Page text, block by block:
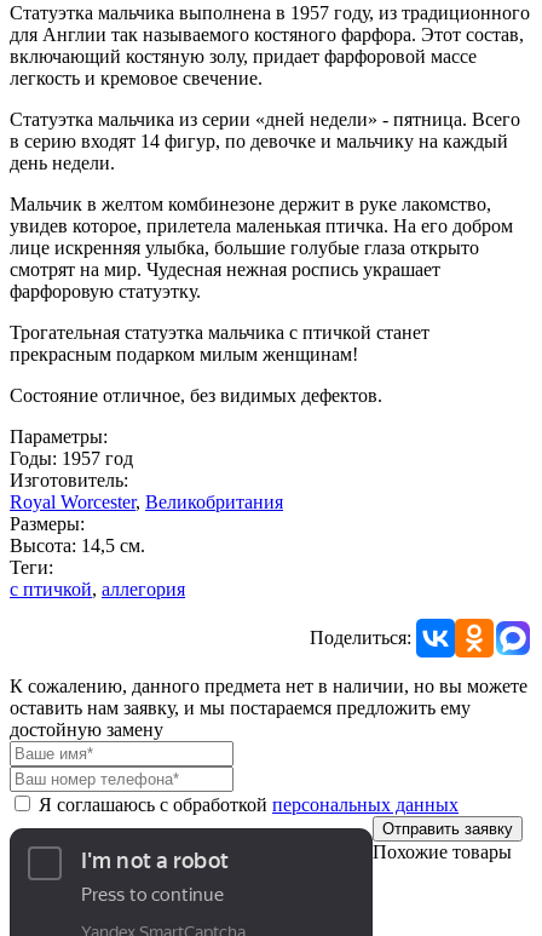
Статуэтка мальчика выполнена в 1957 году, из традиционного
для Англии так называемого костяного фарфора. Этот состав,
включающий костяную золу, придает фарфоровой массе
легкость и кремовое свечение.
Статуэтка мальчика из серии «дней недели» - пятница. Всего
в серию входят 14 фигур, по девочке и мальчику на каждый
день недели.
Мальчик в желтом комбинезоне держит в руке лакомство,
увидев которое, прилетела маленькая птичка. На его добром
лице искренняя улыбка, большие голубые глаза открыто
смотрят на мир. Чудесная нежная роспись украшает
фарфоровую статуэтку.
Трогательная статуэтка мальчика с птичкой станет
прекрасным подарком милым женщинам!
Состояние отличное, без видимых дефектов.
Параметры:
Годы: 1957 год
Изготовитель:
Royal Worcester, Великобритания
Размеры:
Высота: 14,5 см.
Теги:
с птичкой, аллегория
Поделиться:
К сожалению, данного предмета нет в наличии, но вы можете
оставить нам заявку, и мы постараемся предложить ему
достойную замену
Я соглашаюсь с обработкой персональных данных
Отправить заявку
Похожие товары